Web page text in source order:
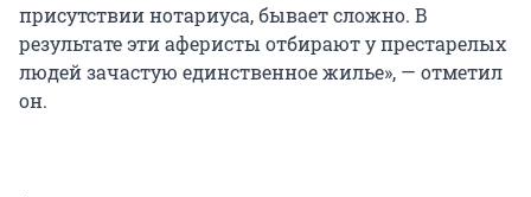
присутствии нотариуса, бывает сложно. В
результате эти аферисты отбирают у престарелых
людей зачастую единственное жилье», — отметил
он.